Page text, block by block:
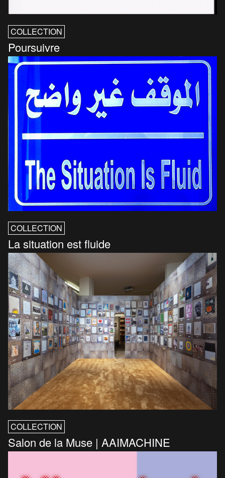
COLLECTION
Poursuivre
COLLECTION
La situation est fluide
COLLECTION
Salon de la Muse | AAIMACHINE